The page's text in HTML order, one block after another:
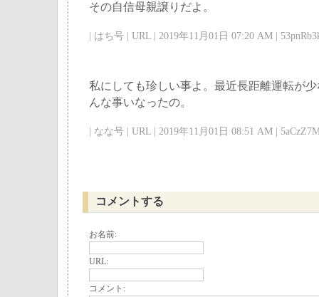
その自信母親譲りだよ。
| はち号 | URL | 2019年11月01日 07:20 AM |
私にしても珍しい事よ。最近長距離運転が
んな事いなったの。
| なな号 | URL | 2019年11月01日 08:51 AM |
コメントする
お名前:
URL:
コメント: